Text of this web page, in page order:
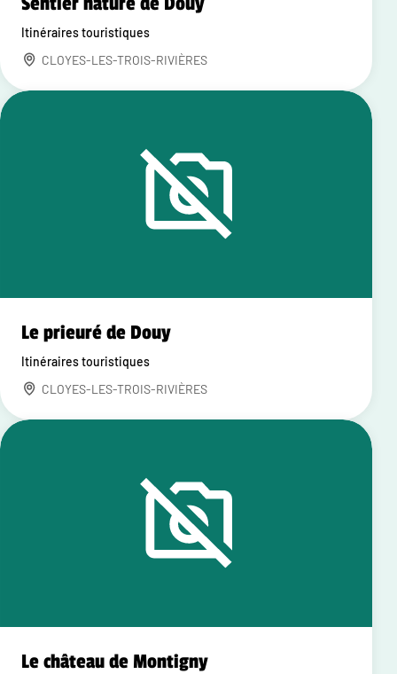
Itinéraires touristiques
CLOYES-LES-TROIS-RIVIÈRES
Le prieuré de Douy
Itinéraires touristiques
CLOYES-LES-TROIS-RIVIÈRES
Le château de Montigny